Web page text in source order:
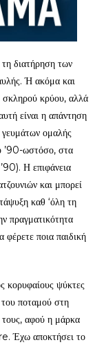
τη διατήρηση των
Ή ακόμα και
σκληρού κρύου, αλλά
είναι η απάντηση
ομαλής
’90-ωστόσο, στα
Η επιφάνεια
και μπορεί
καθ ‘όλη τη
πραγματικότητα
ποια παιδική
κορυφαίους ψύκτες
του ποταμού στη
αφού η μάρκα
Έχω αποκτήσει το